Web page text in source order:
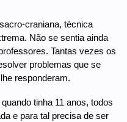
craniana, técnica
Não se sentia ainda
Tantas vezes os
problemas que se
responderam.
tinha 11 anos, todos
e para tal precisa de ser